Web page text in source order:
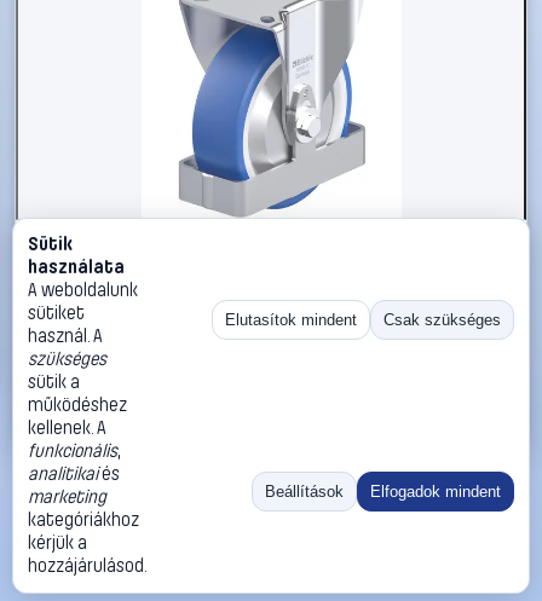
#3050972
Blickle 938784 B-POTHS 125R-FA-FS Acéllemez rögzített
görgő KerékØ: 125 mm Teherbírás (max.): 250 kg 1 db
Blickle Görgők, kerekek
40 990 Ft
Kosárba
«
Ugrás:
Méret:
Rendezés:
©2026
ThermoScope
ÁSZF
Cégbemutató
Sütik
használata
A weboldalunk
sütiket
használ. A
szükséges
sütik a
működéshez
kellenek. A
funkcionális,
analitikaiés
marketing
kategóriákhoz
kérjük a
hozzájárulásod.
Elutasítok mindent Csak szükséges
Beállítások Elfogadok mindent